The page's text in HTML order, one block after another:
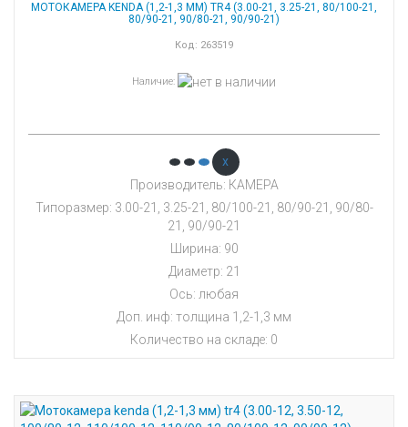
МОТОКАМЕРА KENDA (1,2-1,3 ММ) TR4 (3.00-21, 3.25-21, 80/100-21,
80/90-21, 90/80-21, 90/90-21)
Код: 263519
Наличие:
x
Производитель: КАМЕРА
Типоразмер: 3.00-21, 3.25-21, 80/100-21, 80/90-21, 90/80-
21, 90/90-21
Ширина: 90
Диаметр: 21
Ось: любая
Доп. инф: толщина 1,2-1,3 мм
Количество на складе: 0